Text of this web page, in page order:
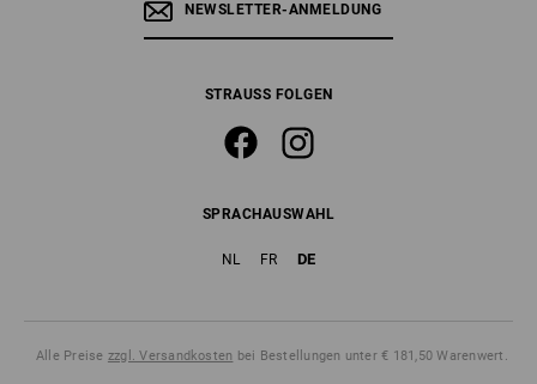
NEWSLETTER-ANMELDUNG
STRAUSS FOLGEN
SPRACHAUSWAHL
NL FR DE
Alle Preise zzgl. Versandkosten bei Bestellungen unter € 181,50 Warenwert.